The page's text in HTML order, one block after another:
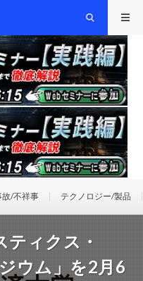
故/不祥事 テクノロジー/製品
ティクス・
ウム」を2月6